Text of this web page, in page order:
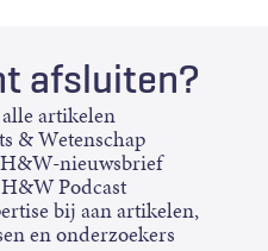
afsluiten?
artikelen
& Wetenschap
nieuwsbrief
Podcast
bij aan artikelen,
en onderzoekers